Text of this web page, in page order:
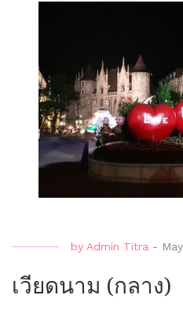
by Admin Titra -
เวียดนาม (กลาง)